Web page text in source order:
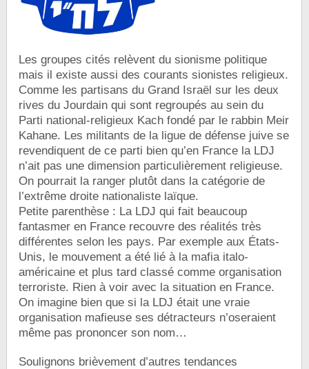
Les groupes cités relèvent du sionisme politique
mais il existe aussi des courants sionistes religieux.
Comme les partisans du Grand Israël sur les deux
rives du Jourdain qui sont regroupés au sein du
Parti national-religieux Kach fondé par le rabbin Meir
Kahane. Les militants de la ligue de défense juive se
revendiquent de ce parti bien qu’en France la LDJ
n’ait pas une dimension particulièrement religieuse.
On pourrait la ranger plutôt dans la catégorie de
l’extrême droite nationaliste laïque.
Petite parenthèse : La LDJ qui fait beaucoup
fantasmer en France recouvre des réalités très
différentes selon les pays. Par exemple aux États-
Unis, le mouvement a été lié à la mafia italo-
américaine et plus tard classé comme organisation
terroriste. Rien à voir avec la situation en France.
On imagine bien que si la LDJ était une vraie
organisation mafieuse ses détracteurs n’oseraient
même pas prononcer son nom…
Soulignons brièvement d’autres tendances